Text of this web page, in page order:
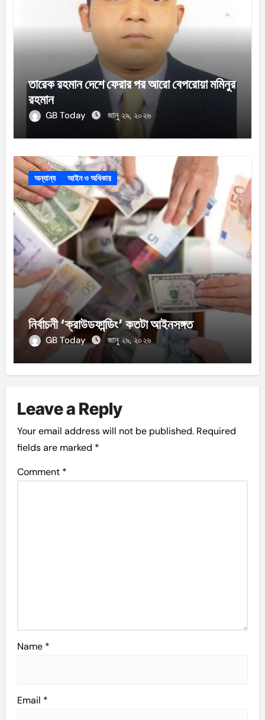
তারেক রহমান দেশে ফেরার পর আরো বেপরোয়া মমিনুর
রহমান
GB Today জানু ২৯, ২০২৬
অন্যান্য আইন ও অধিকার
নির্বাচনী ‘ক্রাউডফান্ডিং’ কতটা আইনসঙ্গত
GB Today জানু ২৯, ২০২৬
Leave a Reply
Your email address will not be published. Required
fields are marked *
Comment *
Name *
Email *